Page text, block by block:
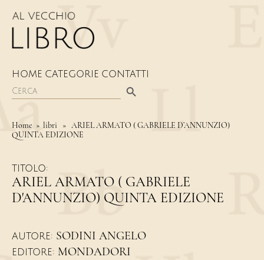
HOME CATEGORIE CONTATTI
Search
for:
Home » libri » ARIEL ARMATO ( GABRIELE D’ANNUNZIO)
QUINTA EDIZIONE
TITOLO:
ARIEL ARMATO ( GABRIELE
D'ANNUNZIO) QUINTA EDIZIONE
AUTORE: SODINI ANGELO
EDITORE: MONDADORI